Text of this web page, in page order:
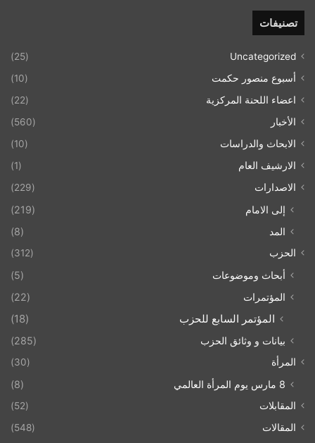
تصنيفات
Uncategorized
(25)
أسبوع منصور حكمت
(10)
اعضاء اللحنة المركزية
(22)
الأخبار
(560)
الابحاث والدراسات
(10)
الارشيف العام
(1)
الاصدارات
(229)
إلى الامام
(219)
المد
(8)
الحزب (312)
أبحاث وموضوعات
(5)
المؤتمرات
(22)
المؤتمر السابع للحزب (18)
بيانات و وثائق الحزب (285)
المرأة (30)
8 مارس يوم المرأة العالمي (8)
المقابلات
(52)
المقالات
(548)